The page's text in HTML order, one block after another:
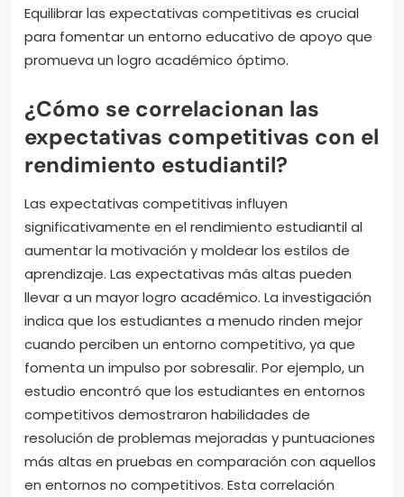
Equilibrar las expectativas competitivas es crucial
para fomentar un entorno educativo de apoyo que
promueva un logro académico óptimo.
¿Cómo se correlacionan las
expectativas competitivas con el
rendimiento estudiantil?
Las expectativas competitivas influyen
significativamente en el rendimiento estudiantil al
aumentar la motivación y moldear los estilos de
aprendizaje. Las expectativas más altas pueden
llevar a un mayor logro académico. La investigación
indica que los estudiantes a menudo rinden mejor
cuando perciben un entorno competitivo, ya que
fomenta un impulso por sobresalir. Por ejemplo, un
estudio encontró que los estudiantes en entornos
competitivos demostraron habilidades de
resolución de problemas mejoradas y puntuaciones
más altas en pruebas en comparación con aquellos
en entornos no competitivos. Esta correlación